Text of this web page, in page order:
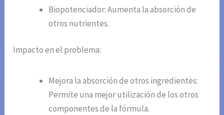
Biopotenciador: Aumenta la absorción de
otros nutrientes.
Impacto en el problema:
Mejora la absorción de otros ingredientes:
Permite una mejor utilización de los otros
componentes de la fórmula.